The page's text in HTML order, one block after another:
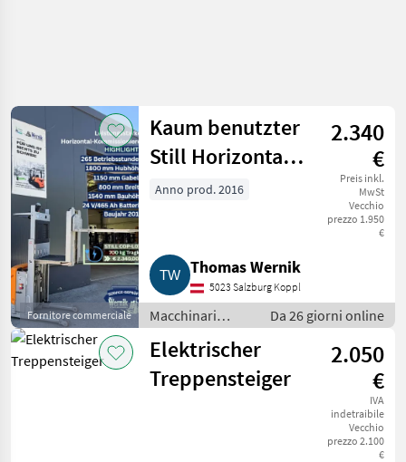
Fornitore commerciale
Kaum benutzter
Still Horizontal-
Kommissionierer
2.340
€
Preis inkl.
MwSt
Vecchio
prezzo 1.950
€
Anno prod. 2016
Thomas Wernik
5023 Salzburg Koppl
Macchinari
elevatori e per
magazzino /
Carrello
elevatore
Da 26 giorni online
Elektrischer
Treppensteiger
2.050
€
IVA
indetraibile
Vecchio
prezzo 2.100
€